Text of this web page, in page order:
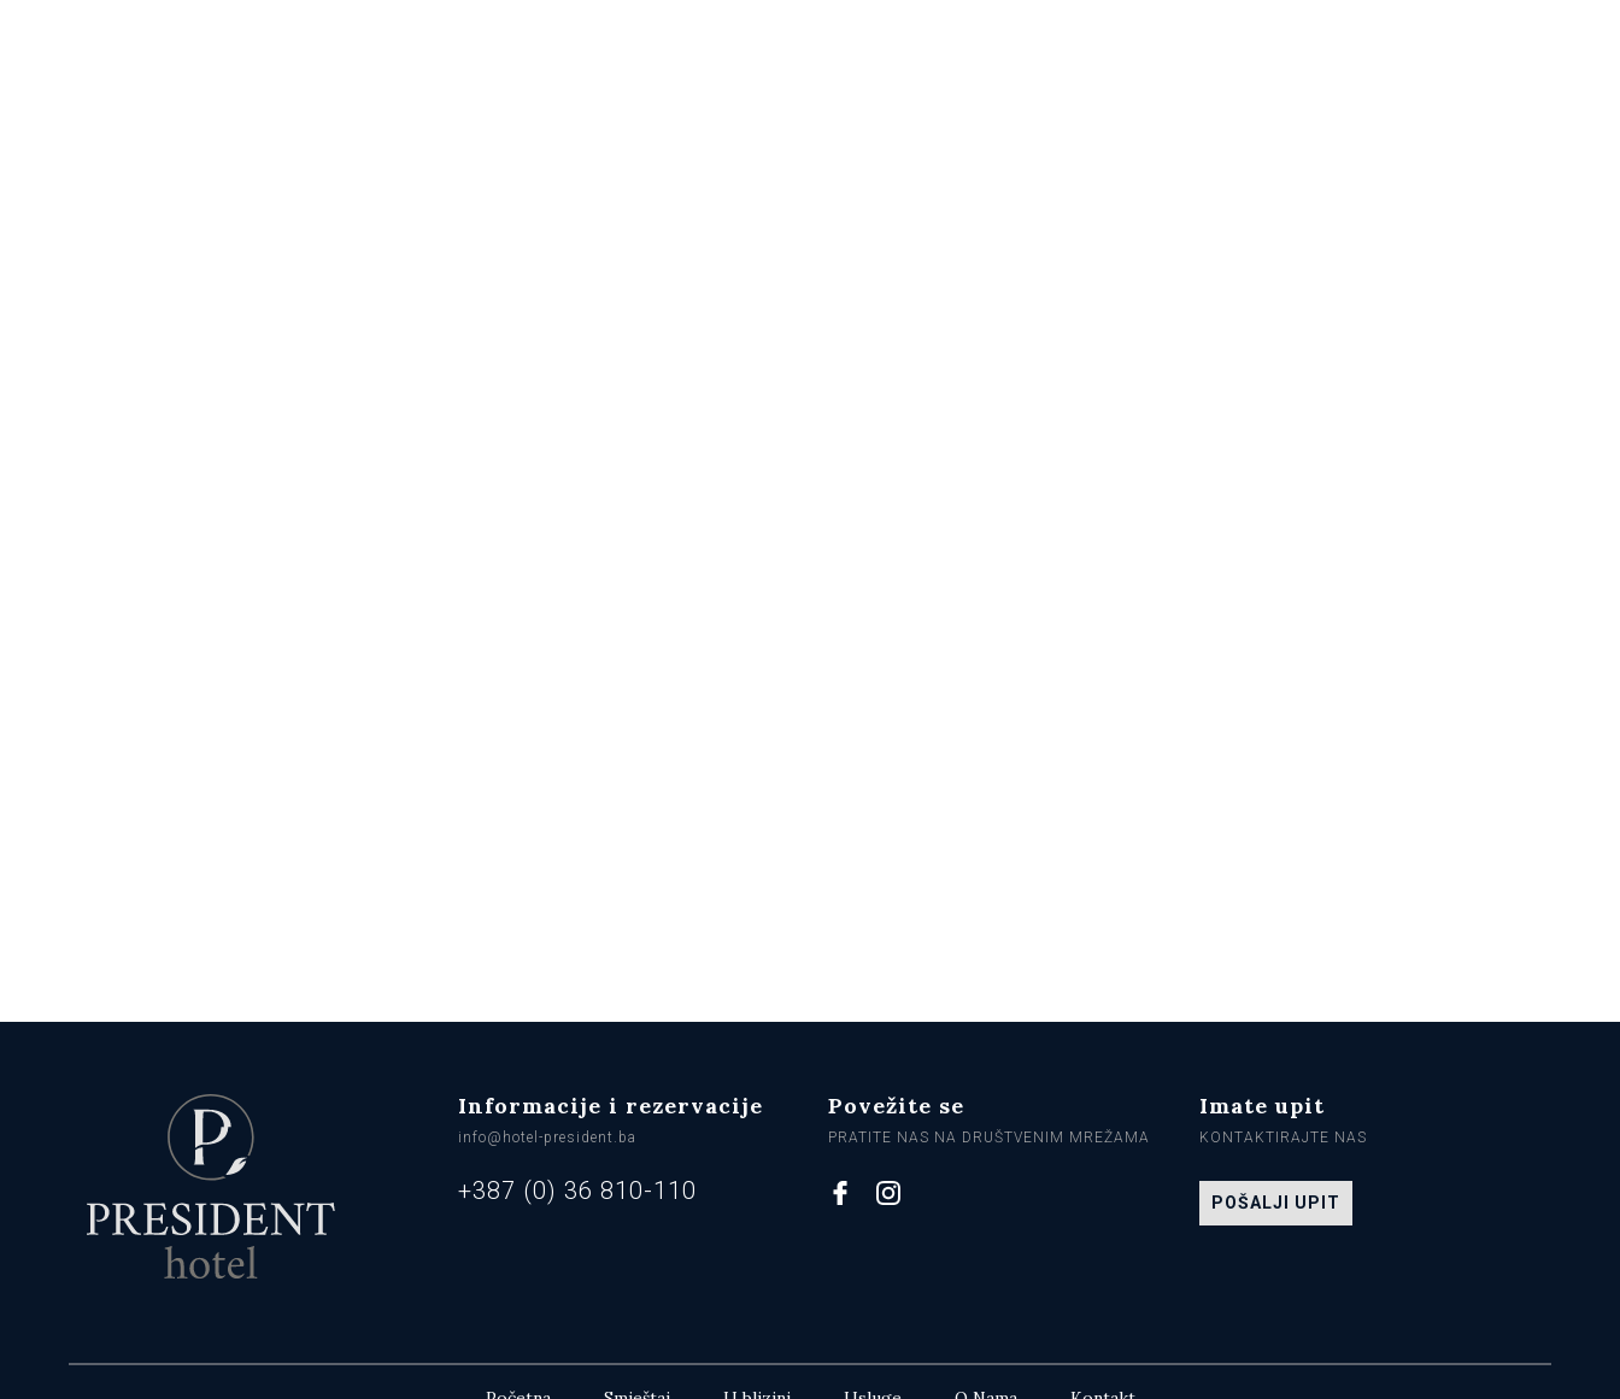
Informacije i rezervacije
info@hotel-president.ba
+387 (0) 36 810-110
Povežite se
PRATITE NAS NA DRUŠTVENIM MREŽAMA
Imate upit
KONTAKTIRAJTE NAS
POŠALJI UPIT